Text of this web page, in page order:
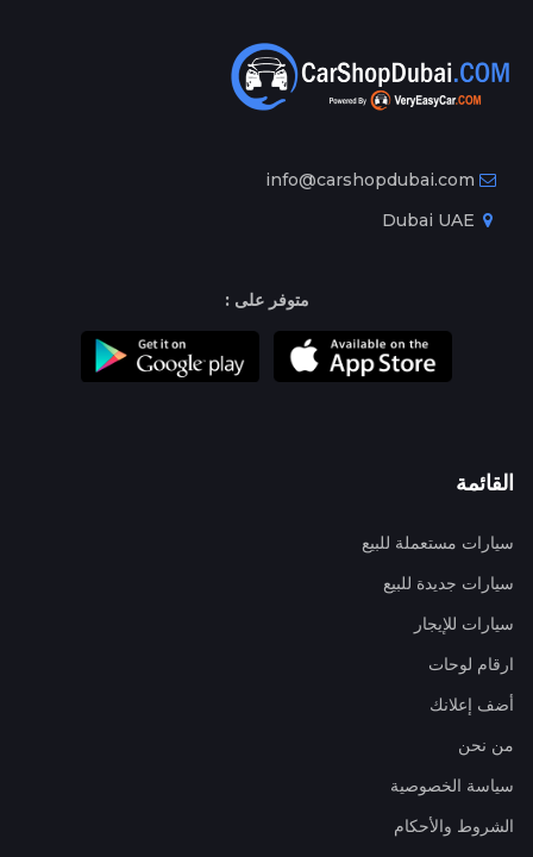
info@carshopdubai.com
متوفر على :
القائمة
سيارات مستعملة للبيع
سيارات جديدة للبيع
سيارات للإيجار
ارقام لوحات
أضف إعلانك
من نحن
سياسة الخصوصية
الشروط والأحكام